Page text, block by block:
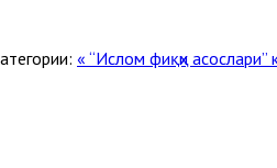
« “Ислом фиқҳи